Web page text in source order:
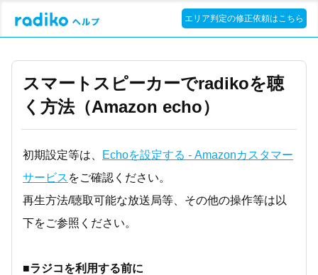
エリア判定の修正依頼はこちら
スマートスピーカーでradikoを聴
く方法（Amazon echo）
初期設定等は、
Echoを設定する - Amazonカスタマー
サービス をご確認ください。
再生方法/聴取可能な放送局等、その他の操作等は以
下をご参照ください。
■ラジコを利用する前に